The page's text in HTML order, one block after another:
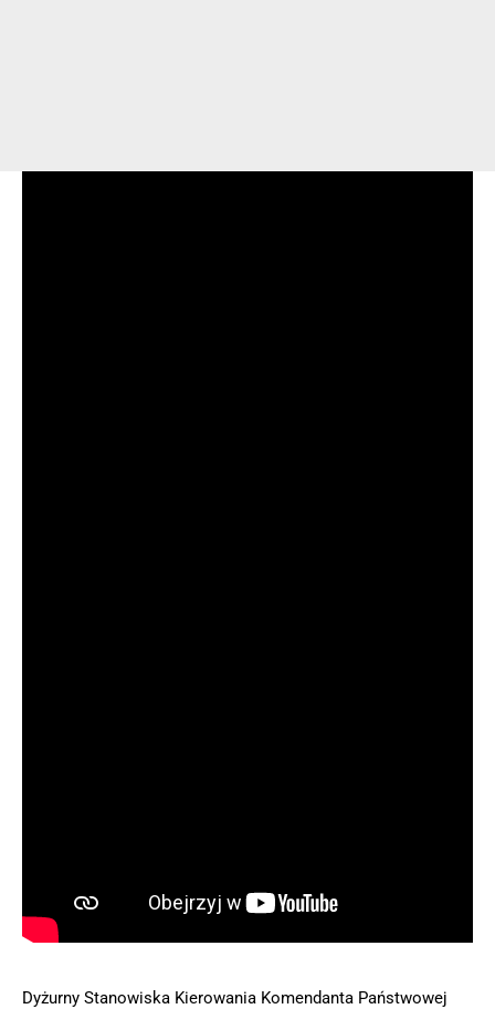
Dyżurny Stanowiska Kierowania Komendanta Państwowej